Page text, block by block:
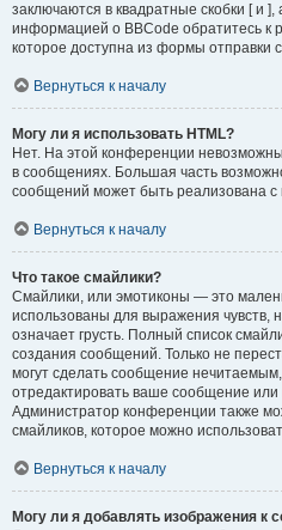
заключаются в квадратные скобки [ и
информацией о BBCode обратитесь к
которое доступна из формы отправки
Вернуться к началу
Могу ли я использовать HTML?
Нет. На этой конференции
в сообщениях. Большая часть
сообщений может быть реализована с
Вернуться к началу
Что такое смайлики?
Смайлики, или эмотиконы — это
использованы для выражения чувств,
означает грусть. Полный список
создания сообщений. Только не
могут сделать сообщение
отредактировать ваше сообщение или
Администратор конференции также
смайликов, которое можно
Вернуться к началу
Могу ли я добавлять изображения к